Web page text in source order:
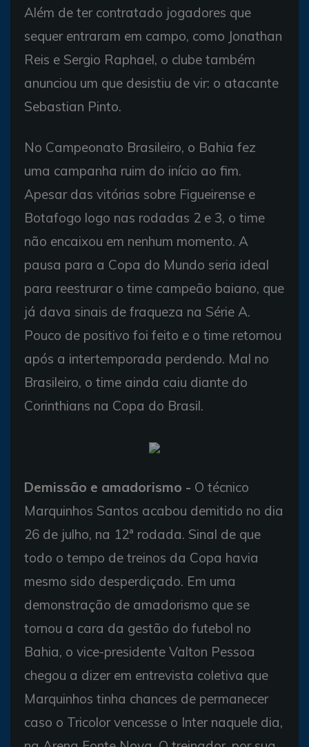
Além de ter contratado jogadores que
sequer entraram em campo, como Jonathan
Reis e Sergio Raphael, o clube também
anunciou um que desistiu de vir: o atacante
Sebastian Pinto.
No Campeonato Brasileiro, o Bahia fez
uma campanha ruim do início ao fim.
Apesar das vitórias sobre Figueirense e
Botafogo logo nas rodadas 2 e 3, o time
não encaixou em nenhum momento. A
pausa para a Copa do Mundo seria ideal
para reestrurar o time campeão baiano, que
já dava sinais de fraqueza na Série A.
Pouco de positivo foi feito e o time retornou
após a intertemporada perdendo. Mal no
Brasileiro, o time ainda caiu diante do
Corinthians na Copa do Brasil.
Demissão e amadorismo - O técnico
Marquinhos Santos acabou demitido no dia
26 de julho, na 12ª rodada. Sinal de que
todo o tempo de treinos da Copa havia
mesmo sido desperdiçado. Em uma
demonstração de amadorismo que se
tornou a cara da gestão do futebol no
Bahia, o vice-presidente Valton Pessoa
chegou a dizer em entrevista coletiva que
Marquinhos tinha chances de permanecer
caso o Tricolor vencesse o Inter naquele dia,